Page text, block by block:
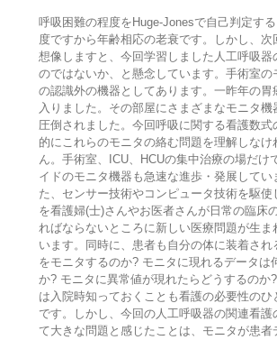
呼吸困難の程度をHuge-Jonesで自己判定す
度ですから年齢相応の老衰です。しかし、次
想像しますと、今回学習しました人工呼吸器
のではないか、と懸念しています。手術室の
の認識外の機器としてあります。一昨年の胃
入りました。その部屋にさまざまなモニタ機
圧倒されました。今回呼吸に関する看護数式
的にこれらのモニタの絡む問題を理解しなけ
ん。手術室、ICU、HCUの集中治療の場だけ
イドのモニタ機器も急速な進歩・発展してい
た、センサー技術やコンピュータ技術を駆使
を看護婦(士)さんやお医者さんが日常の臨床
ればならないところに新しい医療問題が生ま
います。同時に、患者も自分の体に装着され
をモニタするのか? モニタに現れるデータは
か? モニタに異常値が現れたらどうするのか
は入院時知っておくことも看護の必要性のひ
です。しかし、今回の人工呼吸器の関連看護
て大きな問題と感じたことは、モニタが患者